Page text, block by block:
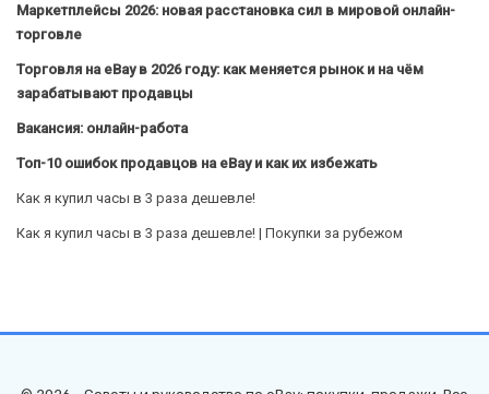
Маркетплейсы 2026: новая расстановка сил в мировой онлайн-
торговле
Торговля на eBay в 2026 году: как меняется рынок и на чём
зарабатывают продавцы
Вакансия: онлайн-работа
Топ-10 ошибок продавцов на eBay и как их избежать
Как я купил часы в 3 раза дешевле!
Как я купил часы в 3 раза дешевле! | Покупки за рубежом